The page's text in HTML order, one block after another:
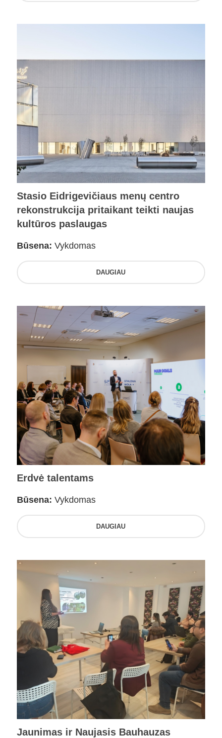
Stasio Eidrigevičiaus menų centro
rekonstrukcija pritaikant teikti naujas
kultūros paslaugas
Būsena: Vykdomas
DAUGIAU
Erdvė talentams
Būsena: Vykdomas
DAUGIAU
Jaunimas ir Naujasis Bauhauzas